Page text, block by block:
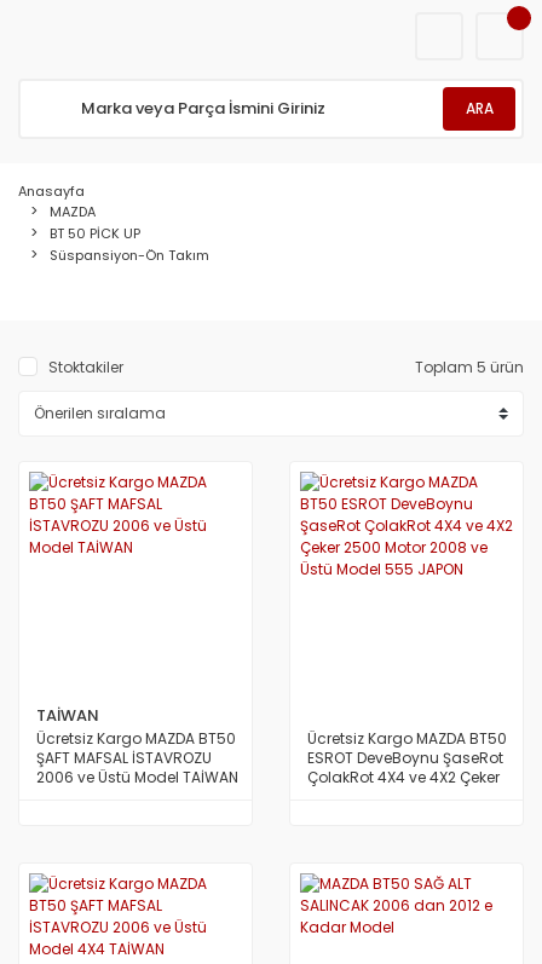
ARA
Anasayfa
MAZDA
BT 50 PİCK UP
Süspansiyon-Ön Takım
Stoktakiler Toplam 5 ürün
TAİWAN
Ücretsiz Kargo MAZDA BT50
ŞAFT MAFSAL İSTAVROZU
2006 ve Üstü Model TAİWAN
Ücretsiz Kargo MAZDA BT50
ESROT DeveBoynu ŞaseRot
ÇolakRot 4X4 ve 4X2 Çeker